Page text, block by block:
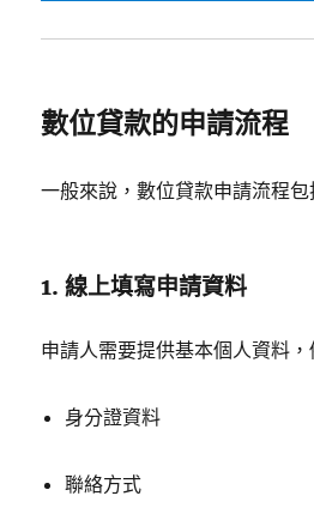
數位貸款的申請流程
一般來說，數位貸款申請流程包
1. 線上填寫申請資料
申請人需要提供基本個人資料，
身分證資料
聯絡方式